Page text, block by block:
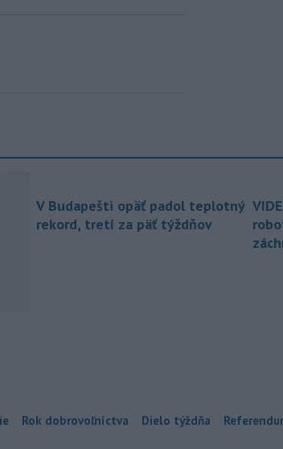
V Budapešti opäť padol teplotný
rekord, tretí za päť týždňov
Rok dobrovoľníctva Dielo týždňa